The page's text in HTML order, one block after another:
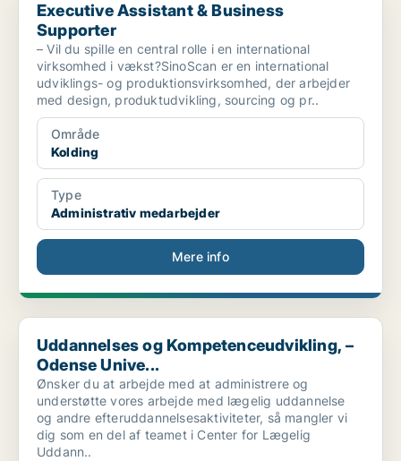
Executive Assistant & Business
Supporter
– Vil du spille en central rolle i en international
virksomhed i vækst?SinoScan er en international
udviklings- og produktionsvirksomhed, der arbejder
med design, produktudvikling, sourcing og pr..
Område
Kolding
Type
Administrativ medarbejder
Mere info
Uddannelses og Kompetenceudvikling, – Odense Unive...
Uddannelses og Kompetenceudvikling, –
Odense Unive...
Ønsker du at arbejde med at administrere og
understøtte vores arbejde med lægelig uddannelse
og andre efteruddannelsesaktiviteter, så mangler vi
dig som en del af teamet i Center for Lægelig
Uddann..